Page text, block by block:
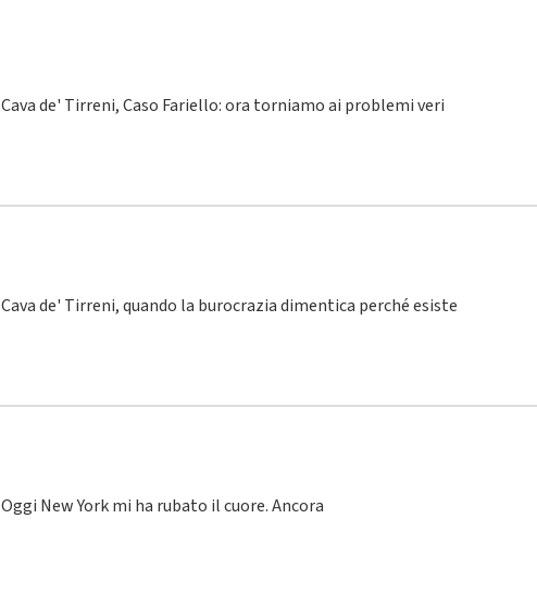
Cava de' Tirreni, Caso Fariello: ora torniamo ai problemi veri
Cava de' Tirreni, quando la burocrazia dimentica perché esiste
Oggi New York mi ha rubato il cuore. Ancora